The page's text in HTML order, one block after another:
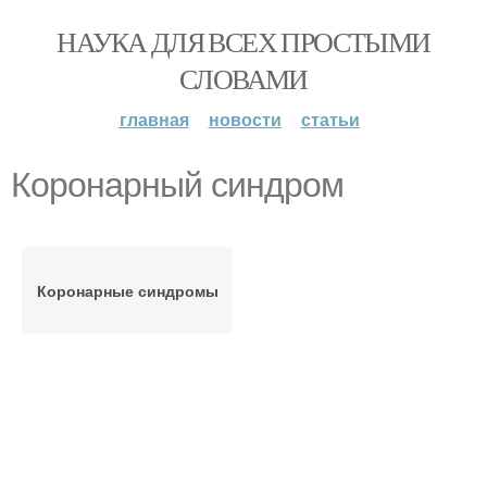
НАУКА ДЛЯ ВСЕХ ПРОСТЫМИ
СЛОВАМИ
главная новости статьи
Коронарный синдром
Коронарные синдромы